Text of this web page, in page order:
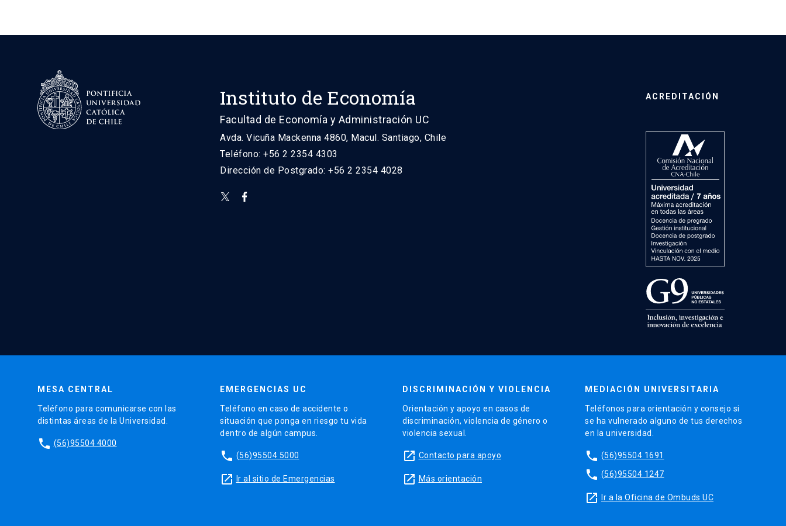
Instituto de Economía
Facultad de Economía y Administración UC
Avda. Vicuña Mackenna 4860, Macul. Santiago, Chile
Teléfono: +56 2 2354 4303
Dirección de Postgrado: +56 2 2354 4028
ACREDITACIÓN
MESA CENTRAL
Teléfono para comunicarse con las
distintas áreas de la Universidad.
phone (56)95504 4000
EMERGENCIAS UC
Teléfono en caso de accidente o
situación que ponga en riesgo tu vida
dentro de algún campus.
phone (56)95504 5000
launch Ir al sitio de Emergencias
DISCRIMINACIÓN Y VIOLENCIA
Orientación y apoyo en casos de
discriminación, violencia de género o
violencia sexual.
launch Contacto para apoyo
launch Más orientación
MEDIACIÓN UNIVERSITARIA
Teléfonos para orientación y consejo si
se ha vulnerado alguno de tus derechos
en la universidad.
phone (56)95504 1691
phone (56)95504 1247
launch Ir a la Oficina de Ombuds UC